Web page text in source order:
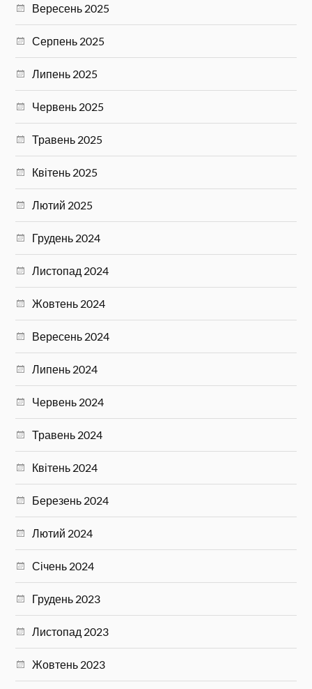
Вересень 2025
Серпень 2025
Липень 2025
Червень 2025
Травень 2025
Квітень 2025
Лютий 2025
Грудень 2024
Листопад 2024
Жовтень 2024
Вересень 2024
Липень 2024
Червень 2024
Травень 2024
Квітень 2024
Березень 2024
Лютий 2024
Січень 2024
Грудень 2023
Листопад 2023
Жовтень 2023